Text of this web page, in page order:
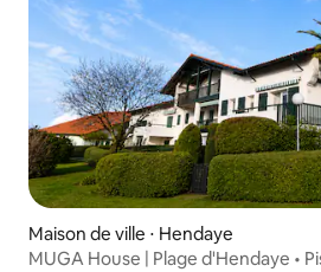
Maison de ville ⋅ Hendaye
MUGA House | Plage d'Hendaye •